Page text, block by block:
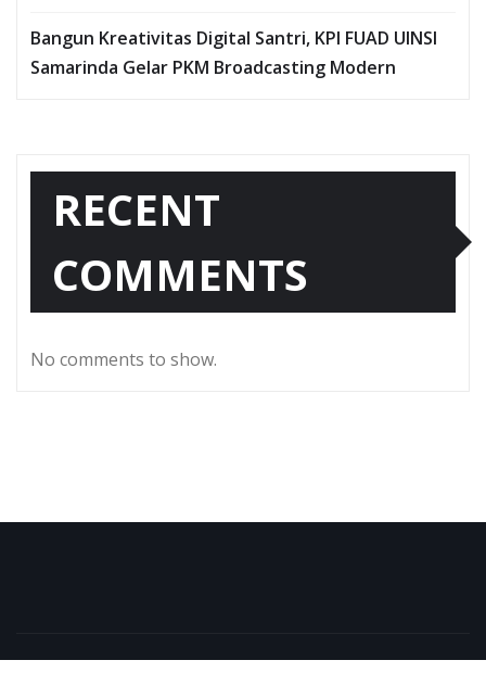
Bangun Kreativitas Digital Santri, KPI FUAD UINSI
Samarinda Gelar PKM Broadcasting Modern
RECENT
COMMENTS
No comments to show.